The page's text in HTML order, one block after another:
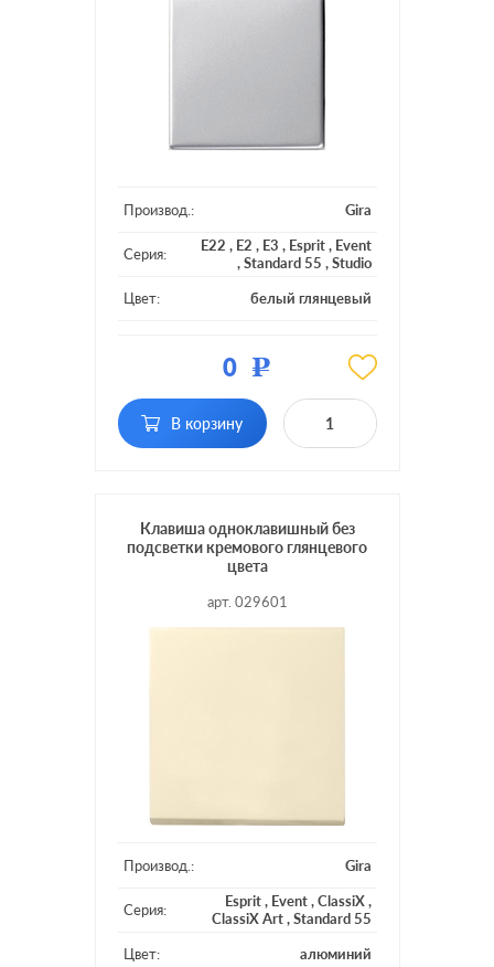
Производ.: Gira
Серия: E22 , E2 , E3 , Esprit, Event
,Standard 55 ,Studio
Цвет:
белый глянцевый
клавиш:
Подсветка: без подсветки
0 Р
В корзину
Клавиша одноклавишный без
подсветки кремового глянцевого
цвета
арт. 029601
Производ.: Gira
Серия: Esprit, Event,ClassiX,
ClassiX Art,Standard 55
Цвет:
алюминий